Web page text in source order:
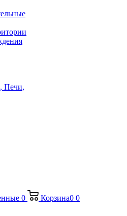
Печи,
0 Корзина0 0